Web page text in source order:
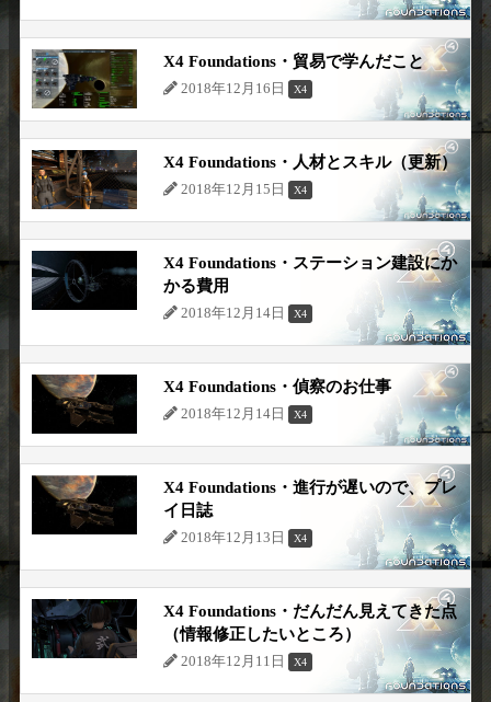
X4 Foundations・貿易で学んだこと
2018年12月16日 X4
X4 Foundations・人材とスキル（更新）
2018年12月15日 X4
X4 Foundations・ステーション建設にか
かる費用
2018年12月14日 X4
X4 Foundations・偵察のお仕事
2018年12月14日 X4
X4 Foundations・進行が遅いので、プレ
イ日誌
2018年12月13日 X4
X4 Foundations・だんだん見えてきた点
（情報修正したいところ）
2018年12月11日 X4